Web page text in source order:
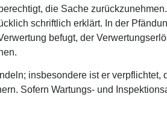
die Sache
schriftlich erklärt. In der
befugt, der
insbesondere ist er verpflichtet,
Sofern Wartungs- und